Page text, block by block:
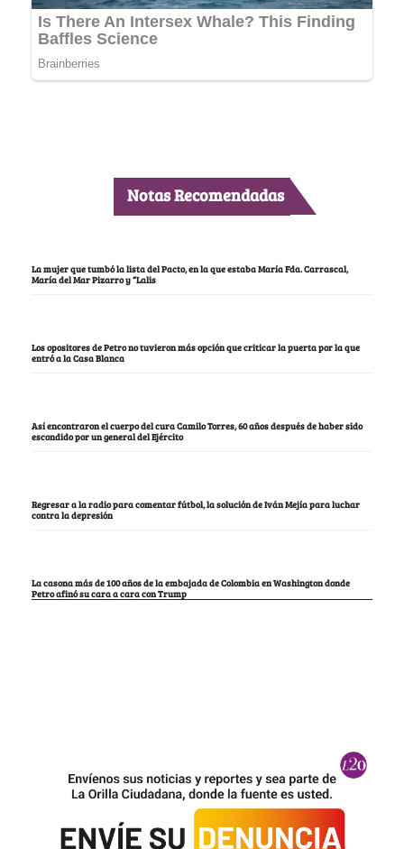
Notas Recomendadas
La mujer que tumbó la lista del Pacto, en la que estaba María Fda. Carrascal,
María del Mar Pizarro y “Lalis
Los opositores de Petro no tuvieron más opción que criticar la puerta por la que
entró a la Casa Blanca
Así encontraron el cuerpo del cura Camilo Torres, 60 años después de haber sido
escondido por un general del Ejército
Regresar a la radio para comentar fútbol, la solución de Iván Mejía para luchar
contra la depresión
La casona más de 100 años de la embajada de Colombia en Washington donde
Petro afinó su cara a cara con Trump